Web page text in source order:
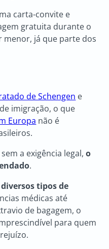
carta-convite e
gratuita durante o
menor, já que parte dos
de Schengen e
imigração, o que
Europa não é
a exigência legal,o
.
tipos de
médicas até
de bagagem, o
para quem